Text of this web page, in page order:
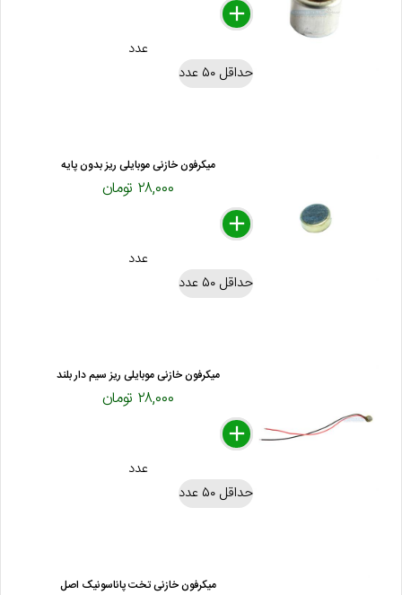
delete
remove
add
عدد
حداقل ۵۰ عدد
میکرفون خازنی موبایلی ریز بدون پایه
۲۸,۰۰۰ تومان
delete
remove
add
عدد
حداقل ۵۰ عدد
میکرفون خازنی موبایلی ریز سیم دار بلند
۲۸,۰۰۰ تومان
delete
remove
add
عدد
حداقل ۵۰ عدد
میکرفون خازنی تخت پاناسونیک اصل